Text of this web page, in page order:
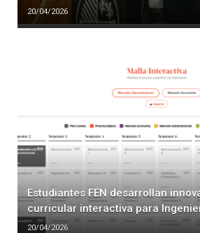
20/04/2026
Estudiantes FEN desarrollan
curricular interactiva para
20/04/2026